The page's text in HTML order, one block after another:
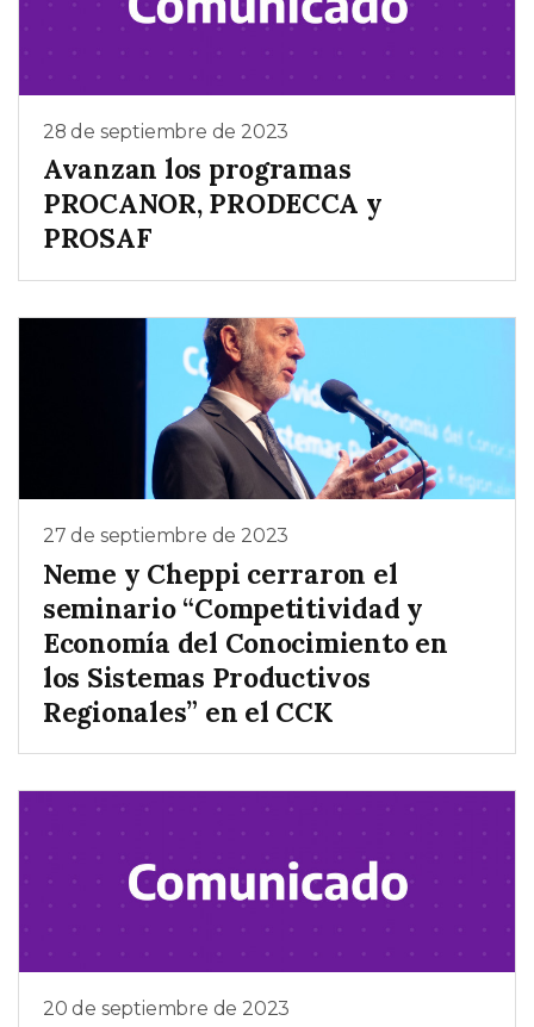
28 de septiembre de 2023
Avanzan los programas
PROCANOR, PRODECCA y
PROSAF
27 de septiembre de 2023
Neme y Cheppi cerraron el
seminario “Competitividad y
Economía del Conocimiento en
los Sistemas Productivos
Regionales” en el CCK
20 de septiembre de 2023